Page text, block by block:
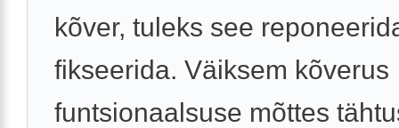
kõver, tuleks see
fikseerida. Väiksem kõverus
funtsionaalsuse mõttes